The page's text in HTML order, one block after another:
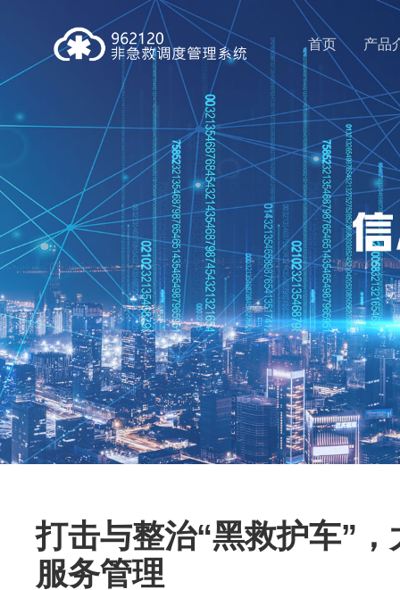
首页 产品
打击与整治“黑救护车”
服务管理